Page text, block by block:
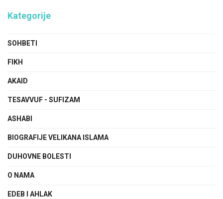
Kategorije
SOHBETI
FIKH
AKAID
TESAVVUF - SUFIZAM
ASHABI
BIOGRAFIJE VELIKANA ISLAMA
DUHOVNE BOLESTI
O NAMA
EDEB I AHLAK